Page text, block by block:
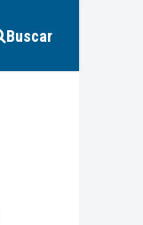
Buscar